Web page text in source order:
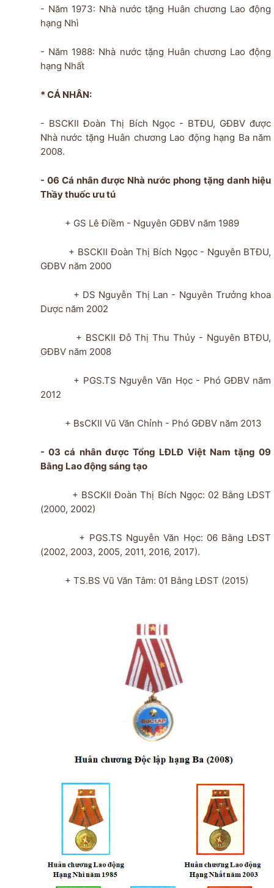
- Năm 1973: Nhà nước tặng Huân chương Lao động
hạng Nhì
- Năm 1988: Nhà nước tặng Huân chương Lao động
hạng Nhất
* CÁ NHÂN:
- BSCKII Đoàn Thị Bích Ngọc - BTĐU, GĐBV được
Nhà nước tặng Huân chương Lao động hạng Ba năm
2008.
- 06 Cá nhân được Nhà nước phong tặng danh hiệu
Thầy thuốc ưu tú
+ GS Lê Điềm - Nguyên GĐBV năm 1989
+ BSCKII Đoàn Thị Bích Ngọc - Nguyên BTĐU,
GĐBV năm 2000
+ DS Nguyễn Thị Lan - Nguyên Trưởng khoa
Dược năm 2002
+ BSCKII Đỗ Thị Thu Thủy - Nguyên BTĐU,
GĐBV năm 2008
+ PGS.TS Nguyễn Văn Học - Phó GĐBV năm
2012
+ BsCKII Vũ Văn Chỉnh - Phó GĐBV năm 2013
- 03 cá nhân được Tổng LĐLĐ Việt Nam tặng 09
Bằng Lao động sáng tạo
+ BSCKII Đoàn Thị Bích Ngọc: 02 Bằng LĐST
(2000, 2002)
+ PGS.TS Nguyễn Văn Học: 06 Bằng LĐST
(2002, 2003, 2005, 2011, 2016, 2017).
+ TS.BS Vũ Văn Tâm: 01 Bằng LĐST (2015)